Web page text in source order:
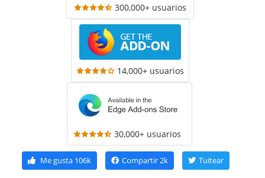
300,000+ usuarios
14,000+ usuarios
30,000+ usuarios
Me gusta106k Compartir2k Tuitear